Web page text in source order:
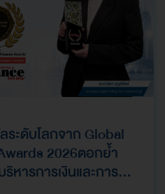
ะดับโลกจาก Global
2026ตอกย้ำ
หารการเงินและการ